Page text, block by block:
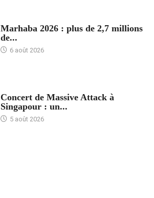
Marhaba 2026 : plus de 2,7 millions
de...
6 août 2026
Concert de Massive Attack à
Singapour : un...
5 août 2026